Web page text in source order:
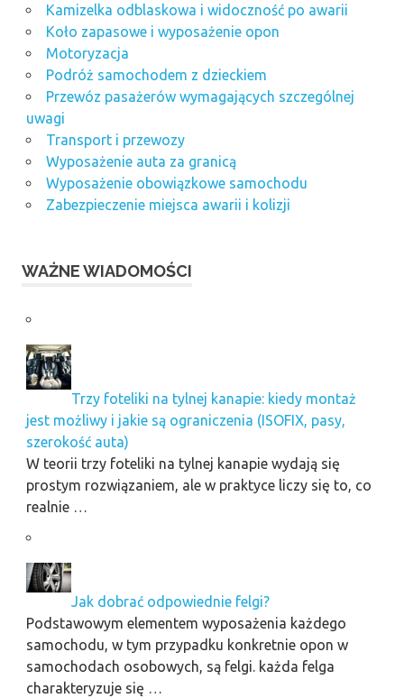
Kamizelka odblaskowa i widoczność po awarii
Koło zapasowe i wyposażenie opon
Motoryzacja
Podróż samochodem z dzieckiem
Przewóz pasażerów wymagających szczególnej
uwagi
Transport i przewozy
Wyposażenie auta za granicą
Wyposażenie obowiązkowe samochodu
Zabezpieczenie miejsca awarii i kolizji
WAŻNE WIADOMOŚCI
Trzy foteliki na tylnej kanapie: kiedy montaż
jest możliwy i jakie są ograniczenia (ISOFIX, pasy,
szerokość auta)
W teorii trzy foteliki na tylnej kanapie wydają się
prostym rozwiązaniem, ale w praktyce liczy się to, co
realnie …
Jak dobrać odpowiednie felgi?
Podstawowym elementem wyposażenia każdego
samochodu, w tym przypadku konkretnie opon w
samochodach osobowych, są felgi. każda felga
charakteryzuje się …